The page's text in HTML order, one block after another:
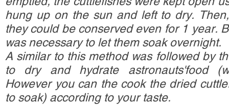
hung up on the sun and left to dry.
they could be conserved even for 1 year.
was necessary to let them soak overnight.
A similar to this method was followed by
to dry and hydrate astronauts'food
However you can the cook the dried
to soak) according to your taste.